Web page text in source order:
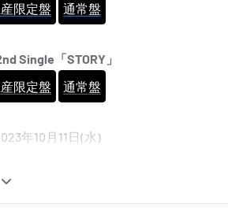
限定盤
通常盤
Single「STORY」
限定盤
通常盤
年10月11日(水)
がす激震の本格サウンドを引っさげて